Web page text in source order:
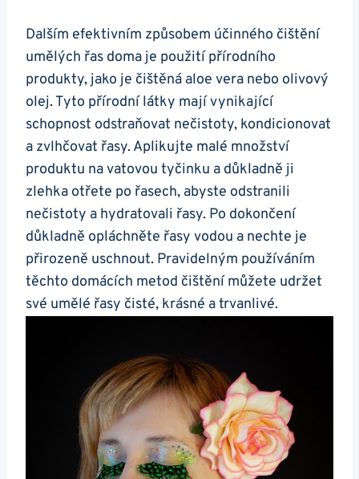
Dalším efektivním způsobem účinného čištění
umělých řas doma je použití přírodního
produkty, jako je čištěná aloe vera nebo olivový
olej. Tyto přírodní látky mají vynikající
schopnost odstraňovat nečistoty, kondicionovat
a zvlhčovat řasy. Aplikujte malé množství
produktu na vatovou tyčinku a důkladně ji
zlehka otřete po řasech, abyste odstranili
nečistoty a hydratovali řasy. Po dokončení
důkladně opláchněte řasy vodou a nechte je
přirozeně uschnout. Pravidelným používáním
těchto domácích metod čištění můžete udržet
své umělé řasy čisté, krásné a trvanlivé.